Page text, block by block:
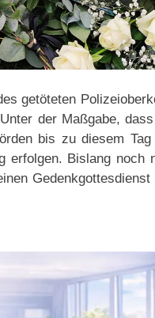
getöteten
der Maßgabe,
bis zu diesem
erfolgen. Bislang noch